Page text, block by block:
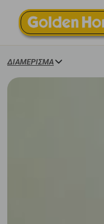
ΔΙΑΜΈΡΙΣΜΑ